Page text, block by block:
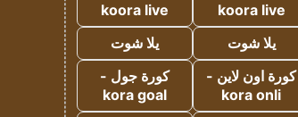
koora live
koora live
يلا شوت
يلا شوت
كورة اون لاين -
kora onli
كورة جول -
kora goal